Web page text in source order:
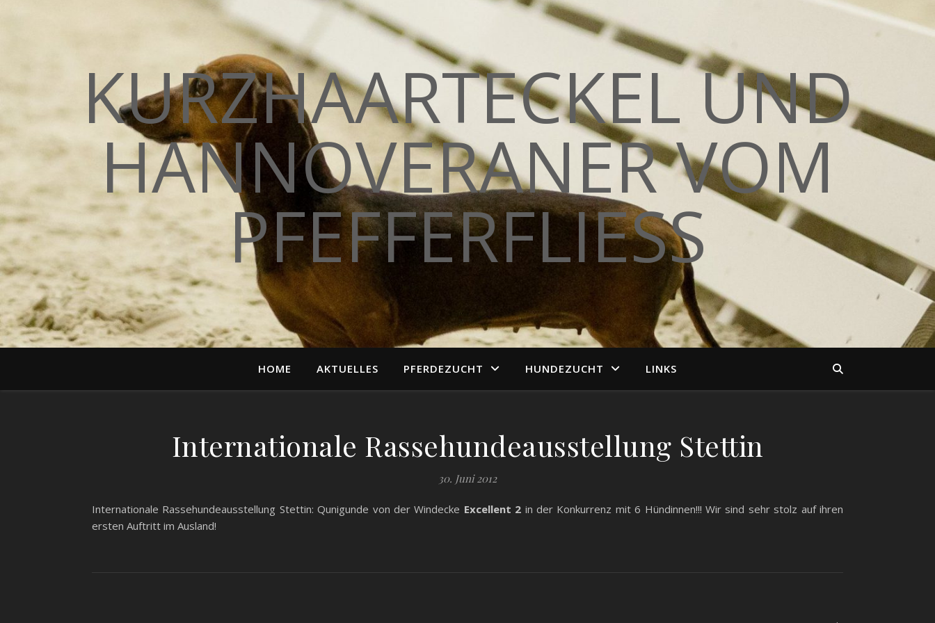
KURZHAARTECKEL UND
HANNOVERANER VOM
PFEFFERFLIESS
HOME AKTUELLES PFERDEZUCHT HUNDEZUCHT LINKS
Internationale Rassehundeausstellung Stettin
30. Juni 2012
Internationale Rassehundeausstellung Stettin: Qunigunde von der Windecke Excellent 2 in der Konkurrenz mit 6 Hündinnen!!! Wir sind sehr stolz auf ihren
ersten Auftritt im Ausland!